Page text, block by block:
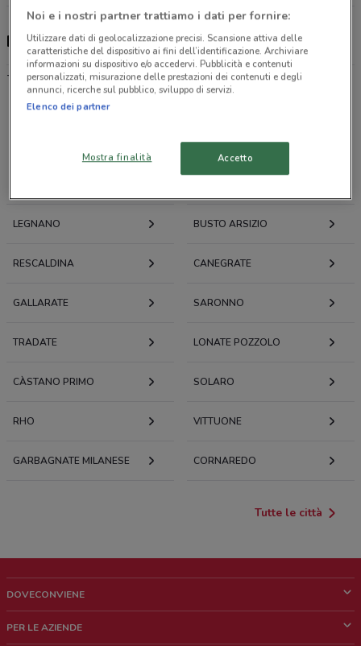
Enerpoint, offerte e negozi
-
Offerte volantini e cataloghi per città nelle vicinanze
LEGNANO BUSTO ARSIZIO
RESCALDINA CANEGRATE
GALLARATE SARONNO
TRADATE LONATE POZZOLO
CÀSTANO PRIMO SOLARO
RHO VITTUONE
GARBAGNATE MILANESE CORNAREDO
Tutte le città
DOVECONVIENE
PER LE AZIENDE
Noi e i nostri partner trattiamo i dati per fornire:
Utilizzare dati di geolocalizzazione precisi. Scansione attiva delle
caratteristiche del dispositivo ai fini dell’identificazione. Archiviare
informazioni su dispositivo e/o accedervi. Pubblicità e contenuti
personalizzati, misurazione delle prestazioni dei contenuti e degli
annunci, ricerche sul pubblico, sviluppo di servizi.
Elenco dei partner
Mostra finalità Accetto